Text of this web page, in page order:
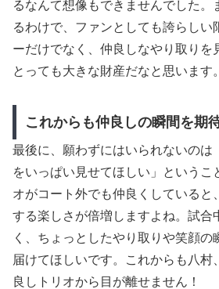
るなんて想像もできませんでした。
るわけで、ファンとしても誇らしい
ーだけでなく、仲良しなやり取りを
とっても大きな財産だなと思います。
これからも仲良しの瞬間を期
最後に、願わずにはいられないのは
をいっぱい見せてほしい」というこ
オがコート外でも仲良くしていると
する楽しさが倍増しますよね。試合
く、ちょっとしたやり取りや笑顔の
届けてほしいです。これからも八村
良しトリオから目が離せません！